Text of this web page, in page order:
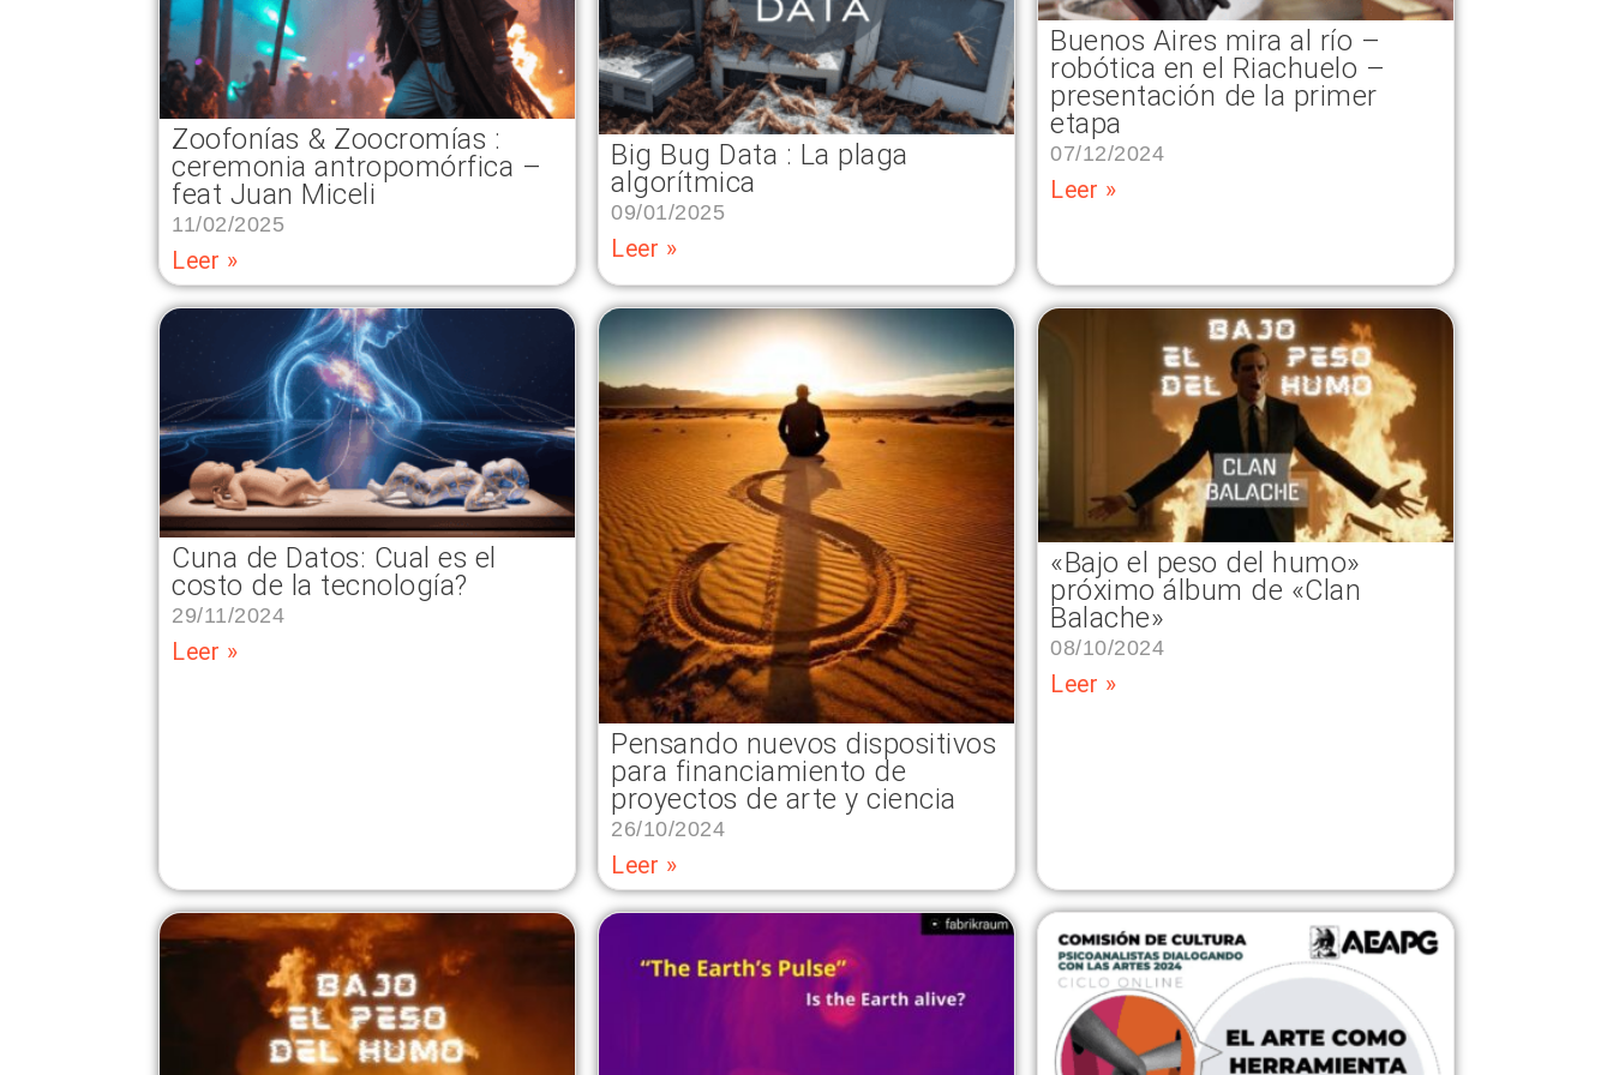
Zoofonías & Zoocromías :
ceremonia antropomórfica –
feat Juan Miceli
11/02/2025
Leer »
Big Bug Data : La plaga
algorítmica
09/01/2025
Leer »
Buenos Aires mira al río –
robótica en el Riachuelo –
presentación de la primer
etapa
07/12/2024
Leer »
Cuna de Datos: Cual es el
costo de la tecnología?
29/11/2024
Leer »
Pensando nuevos dispositivos
para financiamiento de
proyectos de arte y ciencia
26/10/2024
Leer »
«Bajo el peso del humo»
próximo álbum de «Clan
Balache»
08/10/2024
Leer »